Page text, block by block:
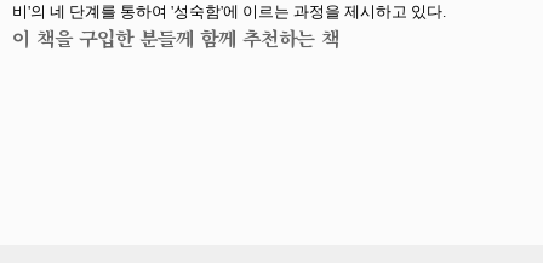
비'의 네 단계를 통하여 '성숙함'에 이르는 과정을 제시하고 있다.
이 책을 구입한 분들께 함께 추천하는 책